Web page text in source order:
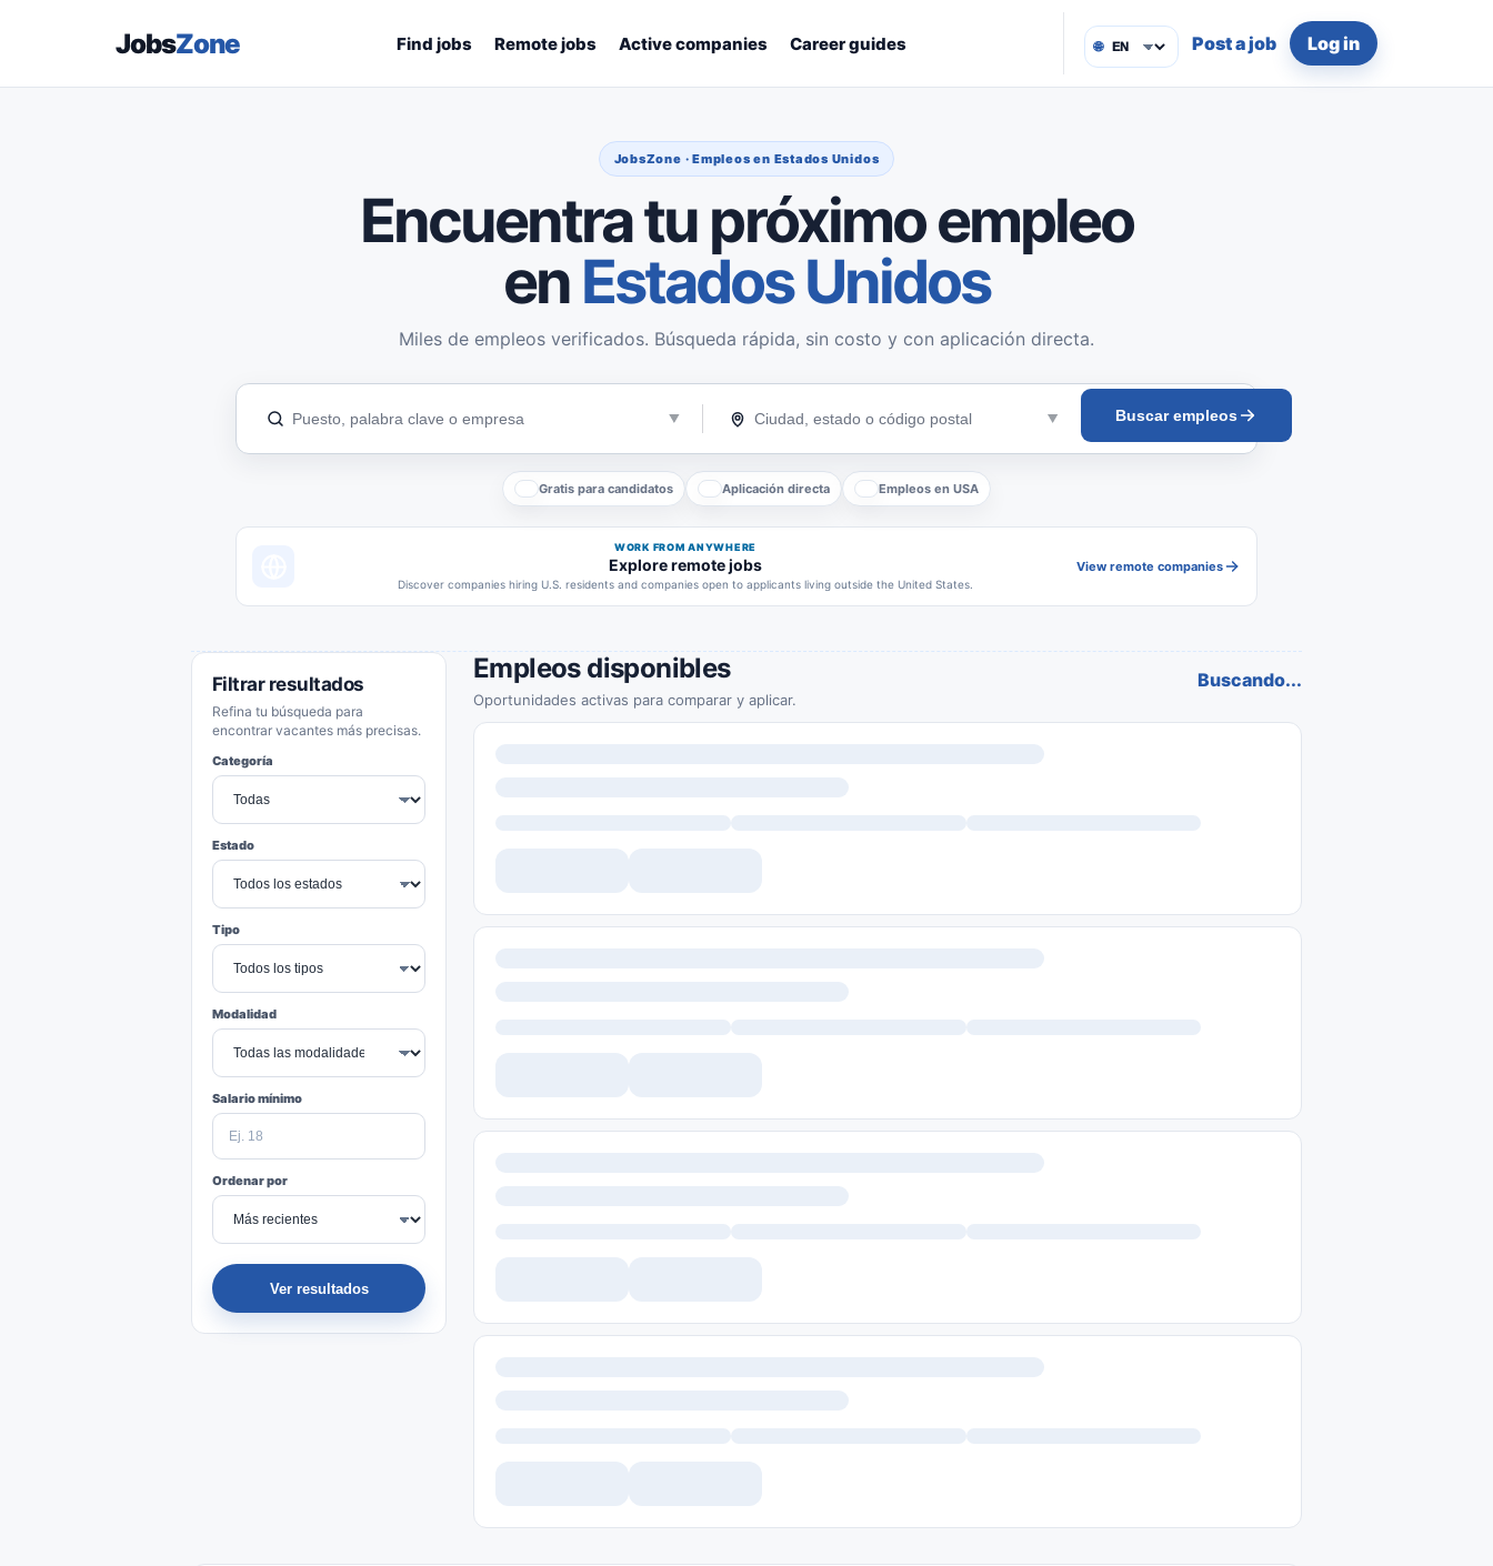
JobsZone Find jobs Remote jobs Active companies Career guides 🌐 Post a job Log in
JobsZone · Empleos en Estados Unidos
Encuentra tu próximo empleo
en Estados Unidos
Miles de empleos verificados. Búsqueda rápida, sin costo y con aplicación directa.
Buscar empleos
Gratis para candidatos Aplicación directa Empleos en USA
WORK FROM ANYWHERE
Explore remote jobs
Discover companies hiring U.S. residents and companies open to applicants living outside the United States.
View remote companies
Filtrar resultados
Refina tu búsqueda para
encontrar vacantes más precisas.
Categoría
Estado
Tipo
Modalidad
Salario mínimo
Ordenar por
Ver resultados
Empleos disponibles
Oportunidades activas para comparar y aplicar.
Buscando...